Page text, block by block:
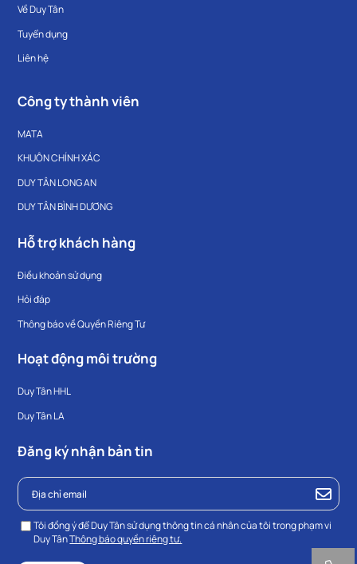
Về Duy Tân
Tuyển dụng
Liên hệ
Công ty thành viên
MATA
KHUÔN CHÍNH XÁC
DUY TÂN LONG AN
DUY TÂN BÌNH DƯƠNG
Hỗ trợ khách hàng
Điều khoản sử dụng
Hỏi đáp
Thông báo về Quyền Riêng Tư
Hoạt động môi trường
Duy Tân HHL
Duy Tân LA
Đăng ký nhận bản tin
Tôi đồng ý để Duy Tân sử dụng thông tin cá nhân của tôi trong phạm vi
Duy TânThông báo quyền riêng tư.